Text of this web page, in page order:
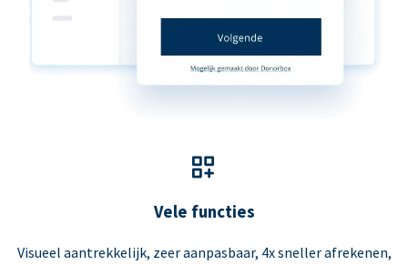
Vele functies
Visueel aantrekkelijk, zeer aanpasbaar, 4x sneller afrekenen,